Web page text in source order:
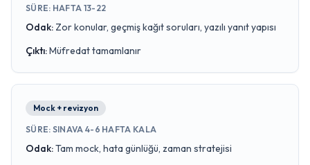
SÜRE: HAFTA 13-22
Odak: Zor konular, geçmiş kağıt soruları, yazılı yanıt yapısı
Çıktı:Müfredat tamamlanır
Mock + revizyon
SÜRE: SINAVA 4-6 HAFTA KALA
Odak:Tam mock, hata günlüğü, zaman stratejisi